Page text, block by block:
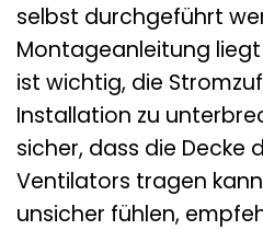
selbst durchgeführt
Montageanleitung liegt
ist wichtig, die
Installation zu
sicher, dass die Decke
Ventilators tragen
unsicher fühlen,